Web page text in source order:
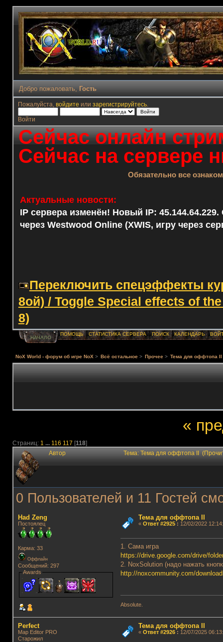
Добро пожаловать, Гость
Пожалуйста, войдите или зарегистрируйтесь.
Войти
Сейчас онлайн
Сейчас на сервере
Обязательно все
Актуальные новости:
IP сервера изменён! Новый IP: 45.144.64.229.
через Westwood Online (XWIS, игру через
Переключить спецэффекты
8ой) / Toggle Special effects of
8)
НАЧАЛО
ПОМОЩЬ СТАТИСТИКА СЕРВЕРА ПОИСК КАЛЕНДАРЬ
NoX World - форум об игре NoX > Всё остальное > Прочее > Тема для оффтопа II
«
Страниц: 1 ... 116 117 [118]
Автор Тема: Тема для оффтопа II
0 Пользователей и 11 Гостей
Had Zeng
Постоялец
Карма: 33
Оффлайн
Сообщений: 297
Awards
Тема для оффтопа II
« Ответ #2925: 12/02/2022
1. Сама игра
https://drive.google.com/drive/
2. NoxSolution (надо нажать
http://noxcommunity.com/
Absolute.
Perfect
Map Editor PRO
Старожил
Тема для оффтопа II
« Ответ #2926: 12/07/2025